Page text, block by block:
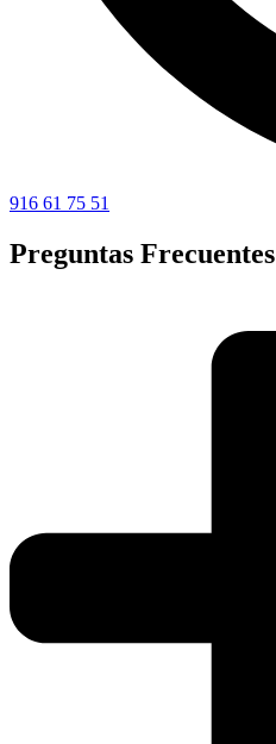
916 61 75 51
Preguntas Frecuentes